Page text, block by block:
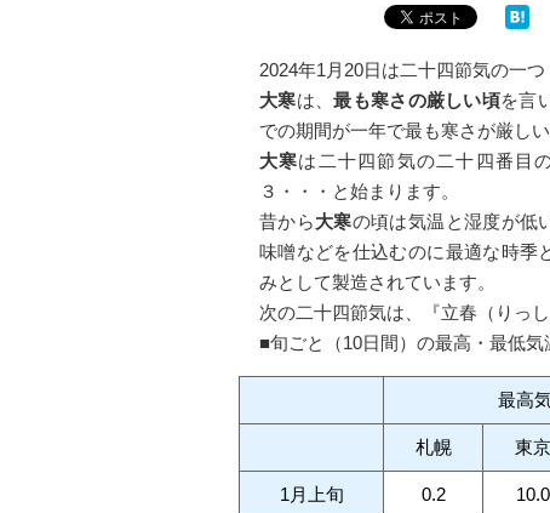
2024年1月20日は二十四節気の一つ
大寒は、最も寒さの厳しい頃を言
での期間が一年で最も寒さが厳しい
大寒は二十四節気の二十四番目
３・・・と始まります。
昔から大寒の頃は気温と湿度が低
味噌などを仕込むのに最適な時季
みとして製造されています。
次の二十四節気は、『立春（りっし
■旬ごと（10日間）の最高・最低気
最高
札幌 東京
1月上旬 0.2 10.0